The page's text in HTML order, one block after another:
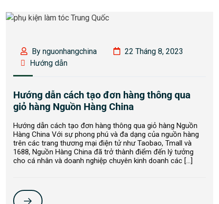
By nguonhangchina
22 Tháng 8, 2023
Hướng dẫn
Hướng dẫn cách tạo đơn hàng thông qua
giỏ hàng Nguồn Hàng China
Hướng dẫn cách tạo đơn hàng thông qua giỏ hàng Nguồn
Hàng China Với sự phong phú và đa dạng của nguồn hàng
trên các trang thương mại điện tử như Taobao, Tmall và
1688, Nguồn Hàng China đã trở thành điểm đến lý tưởng
cho cá nhân và doanh nghiệp chuyên kinh doanh các […]